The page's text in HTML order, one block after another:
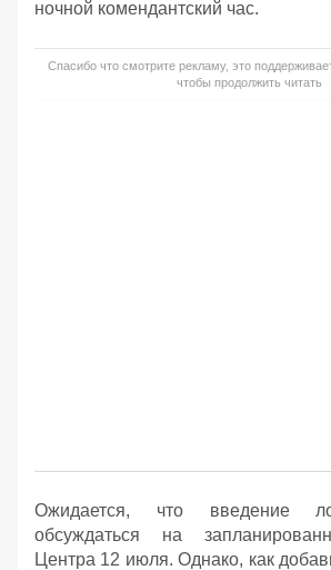
ночной комендантский час.
Спасибо что смотрите рекламу, это
чтобы продолжить читать
Ожидается, что введение
обсуждаться на
Центра 12 июля. Однако, как